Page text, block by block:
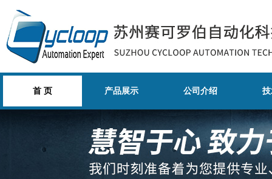
首 页 产品展示 公司介绍